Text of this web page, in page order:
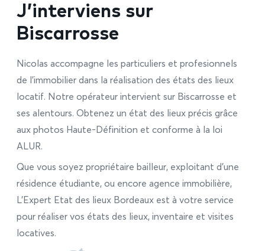
J’interviens sur
Biscarrosse
Nicolas accompagne les particuliers et profesionnels
de l’immobilier dans la réalisation des états des lieux
locatif. Notre opérateur intervient sur Biscarrosse et
ses alentours. Obtenez un état des lieux précis grâce
aux photos Haute-Définition et conforme à la loi
ALUR.
Que vous soyez propriétaire bailleur, exploitant d’une
résidence étudiante, ou encore agence immobilière,
L’Expert Etat des lieux Bordeaux est à votre service
pour réaliser vos états des lieux, inventaire et visites
locatives.